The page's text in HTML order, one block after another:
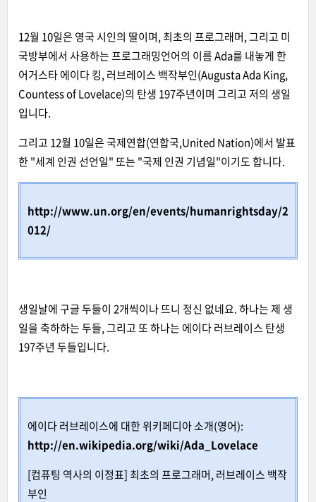
12월 10일은 영국 시인의 딸이며, 최초의 프로그래머, 그리고 미
국방부에서 사용하는 프로그래밍언어의 이름 Ada를 내놓게 한
어거스타 에이다 킹, 러브레이스 백작부인(Augusta Ada King,
Countess of Lovelace)의 탄생 197주년이며 그리고 저의 생일
입니다.
그리고 12월 10일은 국제연합(연합국,United Nation)에서 발표
한 "세계 인권 선언일" 또는 "국제 인권 기념일"이기도 합니다.
http://www.un.org/en/events/humanrightsday/2
012/
생일날에 구글 두들이 2개씩이나 뜨니 정신 없네요. 하나는 제 생
일을 축하하는 두들, 그리고 또 하나는 에이다 러브레이스 탄생
197주년 두들입니다.
에이다 러브레이스에 대한 위키페디아 소개(영어):
http://en.wikipedia.org/wiki/Ada_Lovelace
[컴퓨팅 역사의 이정표] 최초의 프로그래머, 러브레이스 백작
부인